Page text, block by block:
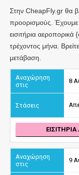
Στην CheapFly.gr θα
προορισμούς. Έχουμε
εισιτήρια
τρέχοντος μήνα.
μετάβαση.
8
9